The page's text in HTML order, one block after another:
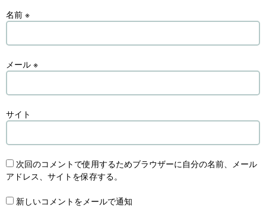
名前 ※
メール ※
サイト
次回のコメントで使用するためブラウザーに自分の名前、メール
アドレス、サイトを保存する。
新しいコメントをメールで通知